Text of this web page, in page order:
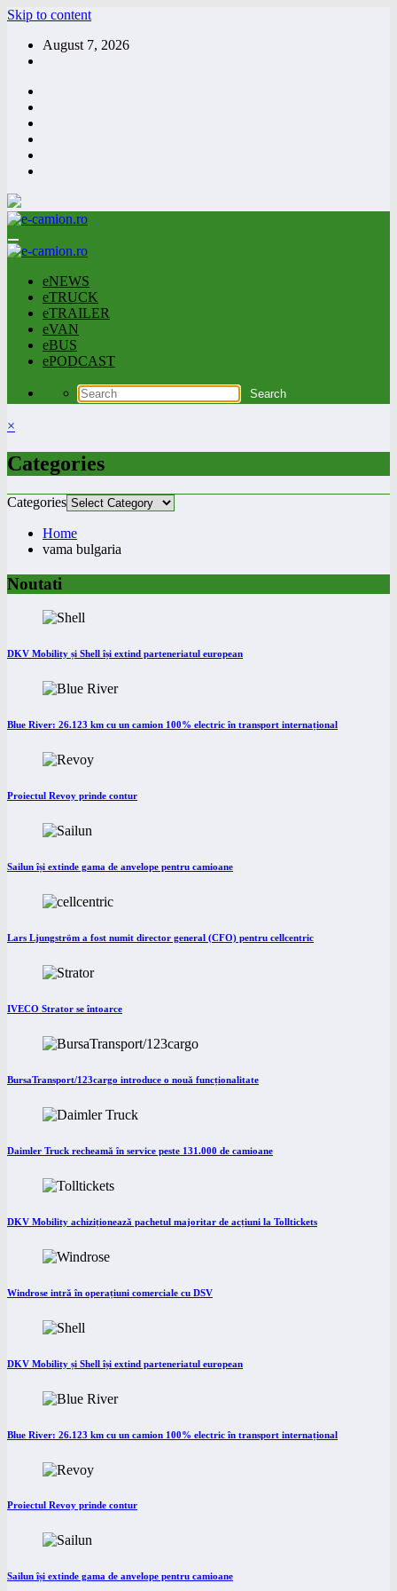
Skip to content
August 7, 2026
eNEWS
eTRUCK
eTRAILER
eVAN
eBUS
ePODCAST
×
Categories
Categories
Home
vama bulgaria
Noutati
DKV Mobility și Shell își extind parteneriatul european
Blue River: 26.123 km cu un camion 100% electric în transport internațional
Proiectul Revoy prinde contur
Sailun își extinde gama de anvelope pentru camioane
Lars Ljungström a fost numit director general (CFO) pentru cellcentric
IVECO Strator se întoarce
BursaTransport/123cargo introduce o nouă funcționalitate
Daimler Truck recheamă în service peste 131.000 de camioane
DKV Mobility achiziționează pachetul majoritar de acțiuni la Tolltickets
Windrose intră în operațiuni comerciale cu DSV
DKV Mobility și Shell își extind parteneriatul european
Blue River: 26.123 km cu un camion 100% electric în transport internațional
Proiectul Revoy prinde contur
Sailun își extinde gama de anvelope pentru camioane